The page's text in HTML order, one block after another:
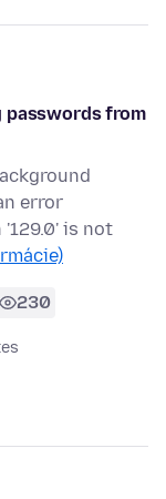
from
error
'129.0' is not
230